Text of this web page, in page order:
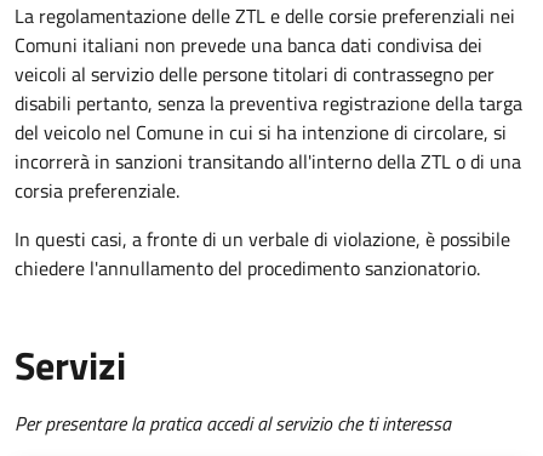
La regolamentazione delle ZTL e delle corsie preferenziali nei
Comuni italiani non prevede una banca dati condivisa dei
veicoli al servizio delle persone titolari di contrassegno per
disabili pertanto, senza la preventiva registrazione della targa
del veicolo nel Comune in cui si ha intenzione di circolare, si
incorrerà in sanzioni transitando all'interno della ZTL o di una
corsia preferenziale.
In questi casi, a fronte di un verbale di violazione, è possibile
chiedere l'annullamento del procedimento sanzionatorio.
Servizi
Per presentare la pratica accedi al servizio che ti interessa